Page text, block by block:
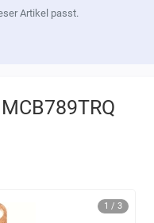
Artikel passt.
1 / 3